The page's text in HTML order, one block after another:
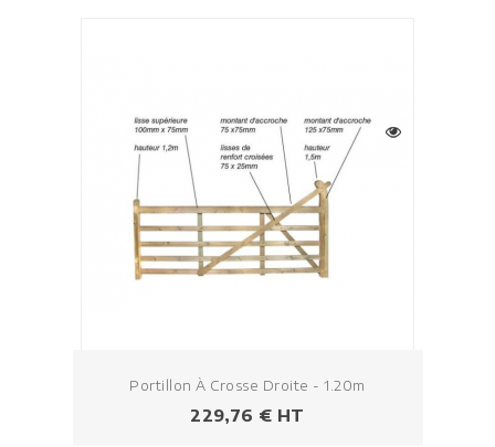
Portillon À Crosse Droite - 1.20m
Prezzo
229,76 € HT